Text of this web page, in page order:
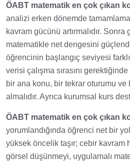
ÖABT matematik en çok çıkan
analizi erken dönemde
kavram gücünü artırmalıdır.
matematikle net dengesini
öğrencinin başlangıç seviyesi
verisi çalışma sırasını
bir ana konu, bir tekrar oturumu
almalıdır. Ayrıca kurumsal kurs
ÖABT matematik en çok çıkan
yorumlandığında öğrenci net bir
yüksek öncelik taşır; cebir kavram
görsel düşünmeyi, uygulamalı